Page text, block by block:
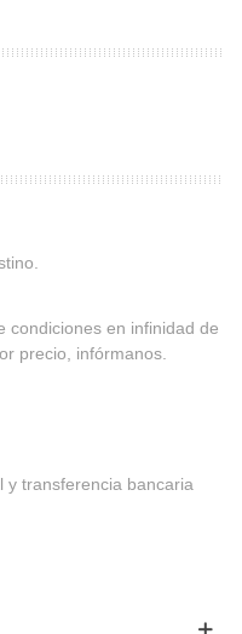
condiciones en infinidad de
precio, infórmanos.
y transferencia bancaria